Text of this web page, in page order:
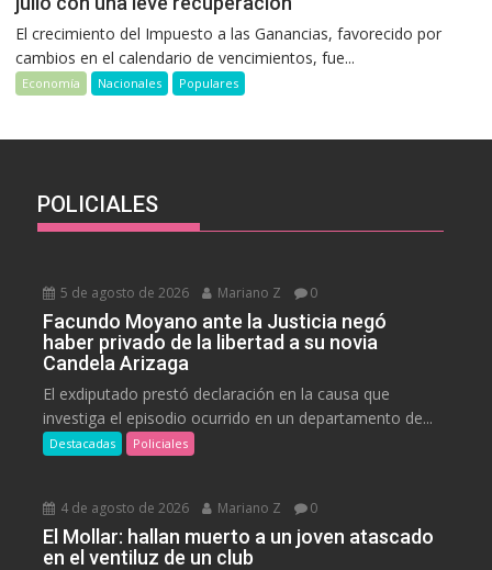
El crecimiento del Impuesto a las Ganancias, favorecido por
cambios en el calendario de vencimientos, fue...
Economía Nacionales Populares
POLICIALES
5 de agosto de 2026 Mariano Z 0
Facundo Moyano ante la Justicia negó
haber privado de la libertad a su novia
Candela Arizaga
El exdiputado prestó declaración en la causa que
investiga el episodio ocurrido en un departamento de...
Destacadas Policiales
4 de agosto de 2026 Mariano Z 0
El Mollar: hallan muerto a un joven atascado
en el ventiluz de un club